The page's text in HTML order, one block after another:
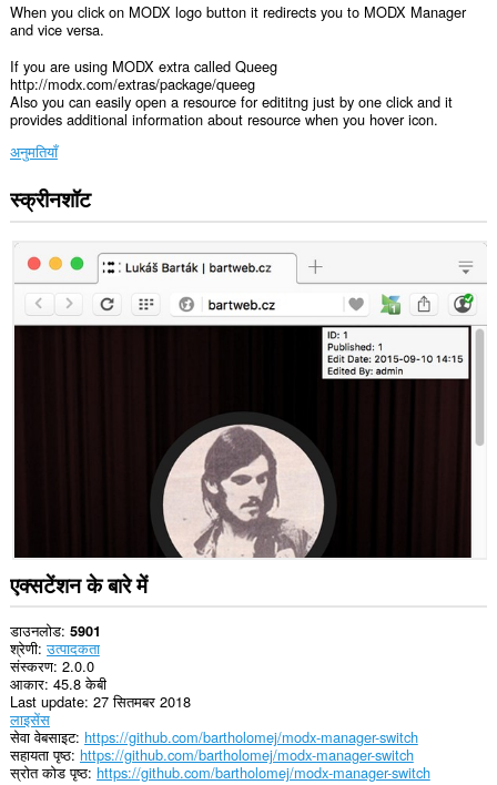
When you click on MODX logo button it redirects you to MODX Manager
and vice versa.
If you are using MODX extra called Queeg
http://modx.com/extras/package/queeg
Also you can easily open a resource for edititng just by one click and it
provides additional information about resource when you hover icon.
अनुमतियाँ
यह
एक्सटेंशन
वेबसाइट
आपके
तक
गतिविधि
पहुँच
प्राप्त
कर
सकता
है।
स्क्रीनशॉट
एक्सटेंशन के बारे में
डाउनलोड 5901
श्रेणी उत्पादकता
संस्करण 2.0.0
आकार 45.8 केबी
Last update 27 सितमबर 2018
लाइसेंस
सेवा वेबसाइट https://github.com/bartholomej/modx-manager-switch
सहायता पृष्ठ https://github.com/bartholomej/modx-manager-switch
स्रोत कोड पृष्ठ https://github.com/bartholomej/modx-manager-switch